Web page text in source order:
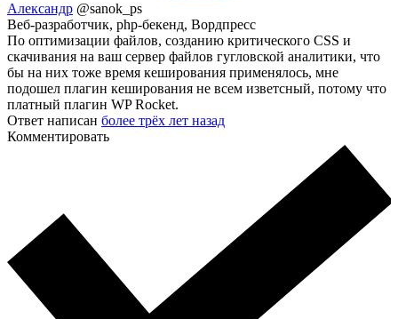
Александр @sanok_ps
Веб-разработчик, php-бекенд, Вордпресс
По оптимизации файлов, созданию критического СSS и
скачивания на ваш сервер файлов гугловской аналитики, что
бы на них тоже время кеширования применялось, мне
подошел плагин кеширования не всем изветсный, потому что
платный плагин WP Rocket.
Ответ написан более трёх лет назад
Комментировать